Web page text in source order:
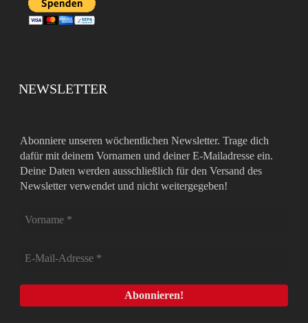
NEWSLETTER
Abonniere unseren wöchentlichen Newsletter. Trage dich
dafür mit deinem Vornamen und deiner E-Mailadresse ein.
Deine Daten werden ausschließlich für den Versand des
Newsletter verwendet und nicht weitergegeben!